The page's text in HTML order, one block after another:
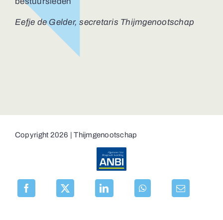
Eefje de Gelder, secretaris Thijmgenootschap
Copyright 2026 | Thijmgenootschap